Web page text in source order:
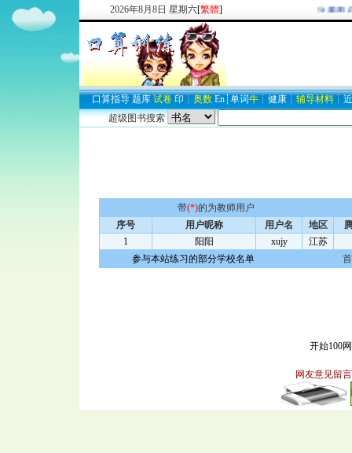
2026年8月 8日 星期六[繁體] 欢迎新注册用户
口算指导 题库 试卷 印 ┊ 奥数 En ┊ 单词牛 ┊ 健康 ┊ 辅导材料 ┊
超级图书搜索
带(*)的为教师用户
序号
用户昵称 用户名 地区
1
阳阳 xujy
江苏
参与本站练习的部分学校名单
开始100
网友意见留